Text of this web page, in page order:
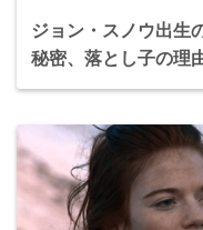
ジョン・スノウ出生
秘密、落とし子の理